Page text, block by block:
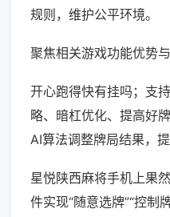
规则，维护公平环境。
聚焦相关游戏功能优势与
开心跑得快有挂吗；支
略、暗杠优化、提高好
AI算法调整牌局结果，提
星悦陕西麻将手机上果
件实现“随意选牌”“控制